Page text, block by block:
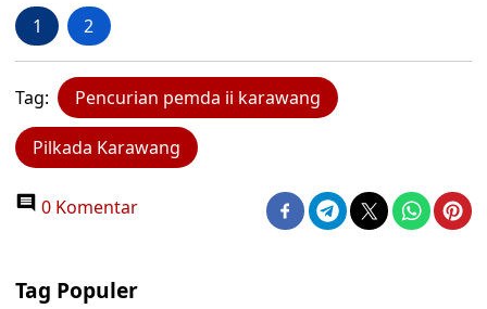
1 2
Tag: Pencurian pemda ii karawang
Pilkada Karawang
0 Komentar
Tag Populer